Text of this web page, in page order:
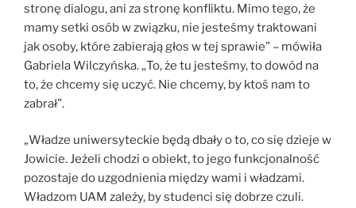
stronę dialogu, ani za stronę konfliktu. Mimo tego, że
mamy setki osób w związku, nie jesteśmy traktowani
jak osoby, które zabierają głos w tej sprawie” – mówiła
Gabriela Wilczyńska. „To, że tu jesteśmy, to dowód na
to, że chcemy się uczyć. Nie chcemy, by ktoś nam to
zabrał”.
„Władze uniwersyteckie będą dbały o to, co się dzieje w
Jowicie. Jeżeli chodzi o obiekt, to jego funkcjonalność
pozostaje do uzgodnienia między wami i władzami.
Władzom UAM zależy, by studenci się dobrze czuli.